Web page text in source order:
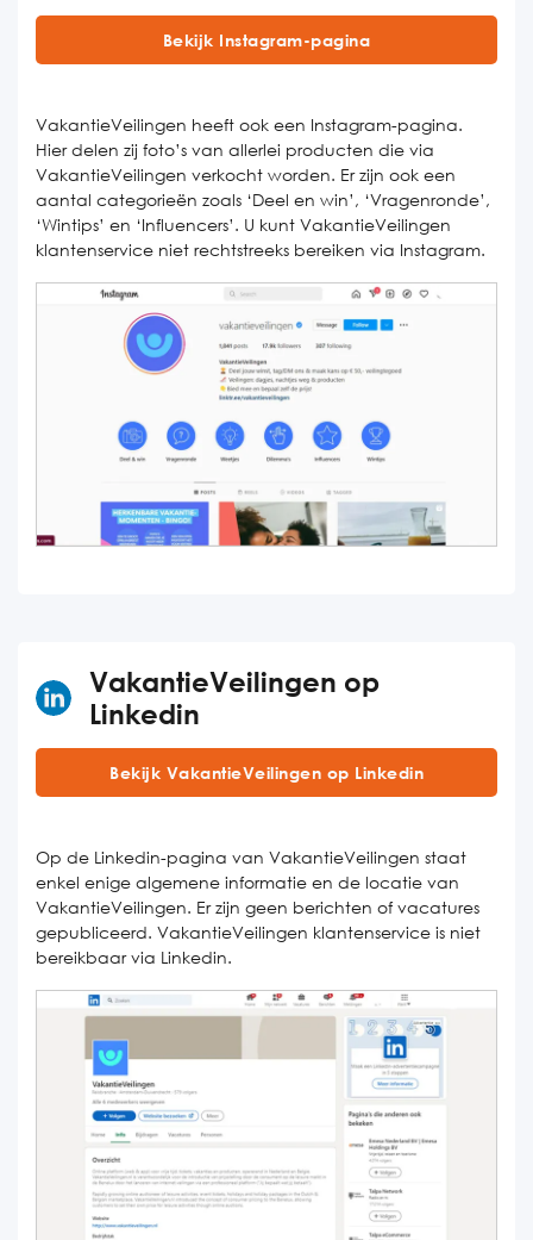
Bekijk Instagram-pagina
VakantieVeilingen heeft ook een Instagram-pagina.
Hier delen zij foto’s van allerlei producten die via
VakantieVeilingen verkocht worden. Er zijn ook een
aantal categorieën zoals ‘Deel en win’, ‘Vragenronde’,
‘Wintips’ en ‘Influencers’. U kunt VakantieVeilingen
klantenservice niet rechtstreeks bereiken via Instagram.
VakantieVeilingen op
Linkedin
Bekijk VakantieVeilingen op Linkedin
Op de Linkedin-pagina van VakantieVeilingen staat
enkel enige algemene informatie en de locatie van
VakantieVeilingen. Er zijn geen berichten of vacatures
gepubliceerd. VakantieVeilingen klantenservice is niet
bereikbaar via Linkedin.